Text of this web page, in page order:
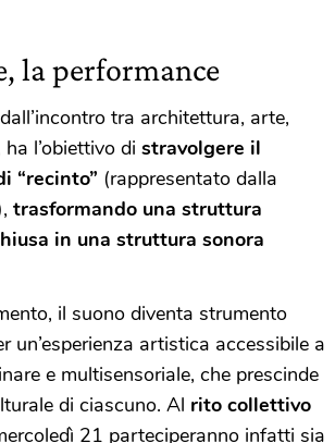
la performance
tra architettura, arte,
l’obiettivo di stravolgere il
“recinto” (rappresentato dalla
trasformando una struttura
in una struttura sonora
il suono diventa strumento
un’esperienza artistica accessibile a
e multisensoriale, che prescinde
di ciascuno. Al rito collettivo
21 parteciperanno infatti sia